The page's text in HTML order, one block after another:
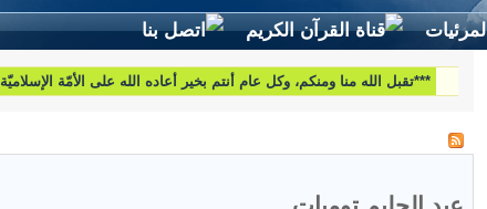
لطرح استفساراتكم وأسئلتكم واقتراحاتكم اتّصلوا بنا على البريد التّالي: